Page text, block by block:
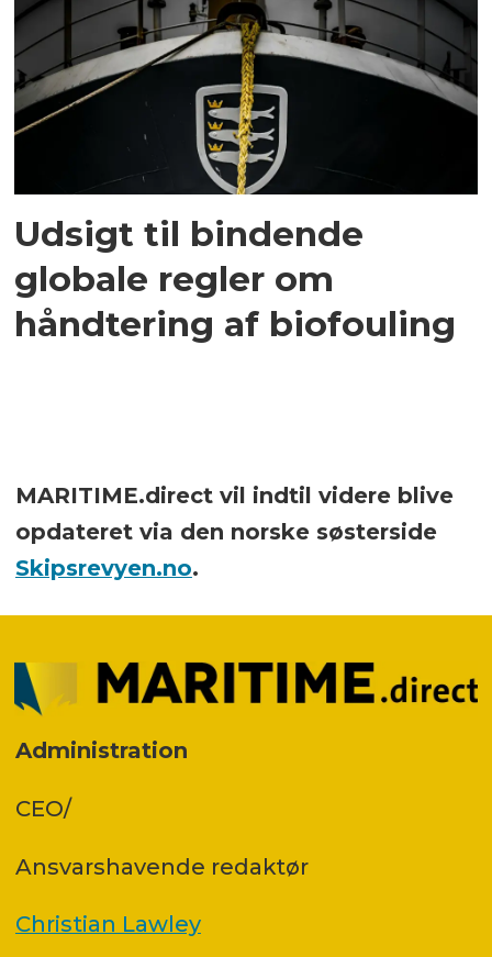
Udsigt til bindende
globale regler om
håndtering af biofouling
MARITIME.direct vil indtil videre blive
opdateret via den norske søsterside
Skipsrevyen.no.
Administration
CEO/
Ansvars­havende redaktør
Christian Lawley